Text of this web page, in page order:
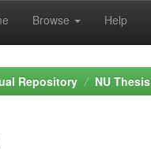
Browse Help
Repository NU Thesis